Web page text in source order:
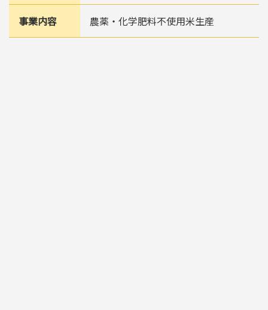
事業内容 農薬・化学肥料不使用米生産